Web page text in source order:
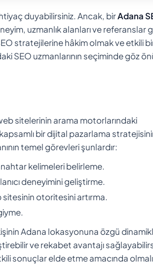
duyabilirsiniz. Ancak, birAdana
uzmanlık alanları ve referanslar
stratejilerine hâkim olmak ve etkili
SEO uzmanlarının seçiminde göz
sitelerinin arama motorlarındaki
bir dijital pazarlama
temel görevleri şunlardır:
kelimeleri belirleme.
deneyimini geliştirme.
otoritesini artırma.
Adana lokasyonuna özgü
ve rekabet avantajı
sonuçlar elde etme amacında